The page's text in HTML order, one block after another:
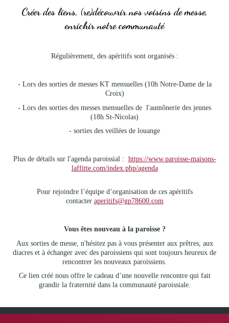
Créer des liens, (re)découvrir nos voisins de messe,
enrichir notre communauté
Régulièrement, des apéritifs sont organisés :
- Lors des sorties de messes KT mensuelles (10h Notre-Dame de la
Croix)
- Lors des sorties des messes mensuelles de l'aumônerie des jeunes
(18h St-Nicolas)
- sorties des veillées de louange
Plus de détails sur l'agenda paroissial : https://www.paroisse-maisons-
laffitte.com/index.php/agenda
Pour rejoindre l’équipe d’organisation de ces apéritifs
contacter aperitifs@gp78600.com
Vous êtes nouveau à la paroisse ?
Aux sorties de messe, n'hésitez pas à vous présenter aux prêtres, aux
diacres et à échanger avec des paroissiens qui sont toujours heureux de
rencontrer les nouveaux paroissiens.
Ce lien créé nous offre le cadeau d’une nouvelle rencontre qui fait
grandir la fraternité dans la communauté paroissiale.